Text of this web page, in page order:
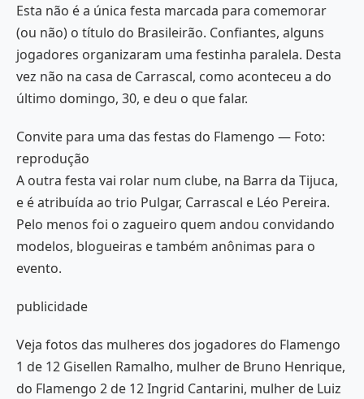
Esta não é a única festa marcada para comemorar
(ou não) o título do Brasileirão. Confiantes, alguns
jogadores organizaram uma festinha paralela. Desta
vez não na casa de Carrascal, como aconteceu a do
último domingo, 30, e deu o que falar.
Convite para uma das festas do Flamengo — Foto:
reprodução
A outra festa vai rolar num clube, na Barra da Tijuca,
e é atribuída ao trio Pulgar, Carrascal e Léo Pereira.
Pelo menos foi o zagueiro quem andou convidando
modelos, blogueiras e também anônimas para o
evento.
publicidade
Veja fotos das mulheres dos jogadores do Flamengo
1 de 12 Gisellen Ramalho, mulher de Bruno Henrique,
do Flamengo 2 de 12 Ingrid Cantarini, mulher de Luiz